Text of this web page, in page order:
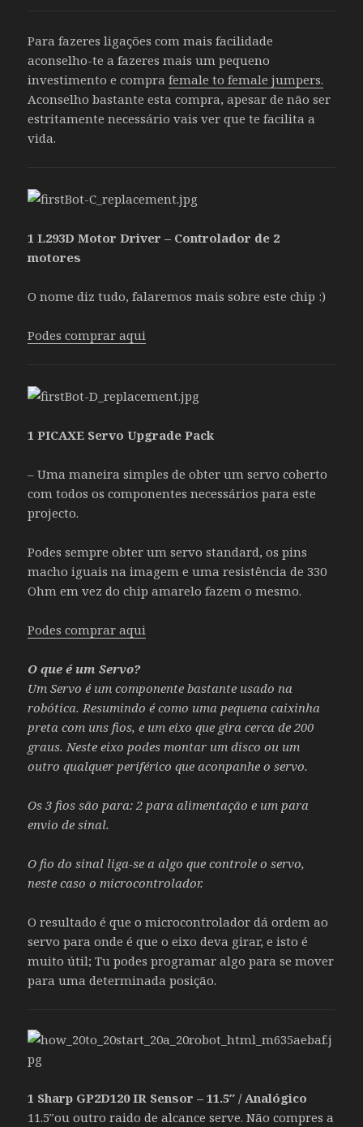
Para fazeres ligações com mais facilidade
aconselho-te a fazeres mais um pequeno
investimento e comprafemale to female jumpers.
Aconselho bastante esta compra, apesar de não ser
estritamente necessário vais ver que te facilita a
vida.
1 L293D Motor Driver – Controlador de 2
motores
O nome diz tudo, falaremos mais sobre este chip :)
Podes comprar aqui
1 PICAXE Servo Upgrade Pack
– Uma maneira simples de obter um servo coberto
com todos os componentes necessários para este
projecto.
Podes sempre obter um servo standard, os pins
macho iguais na imagem e uma resistência de 330
Ohm em vez do chip amarelo fazem o mesmo.
Podes comprar aqui
O que é um Servo?
Um Servo é um componente bastante usado na
robótica. Resumindo é como uma pequena caixinha
preta com uns fios, e um eixo que gira cerca de 200
graus. Neste eixo podes montar um disco ou um
outro qualquer periférico que aconpanhe o servo.
Os 3 fios são para: 2 para alimentação e um para
envio de sinal.
O fio do sinal liga-se a algo que controle o servo,
neste caso o microcontrolador.
O resultado é que o microcontrolador dá ordem ao
servo para onde é que o eixo deva girar, e isto é
muito útil; Tu podes programar algo para se mover
para uma determinada posição.
1 Sharp GP2D120 IR Sensor – 11.5″ / Analógico
11.5″ou outro raido de alcance serve. Não compres a